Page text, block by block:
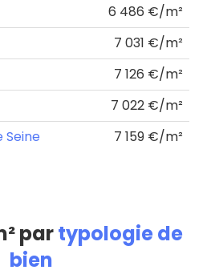
6 486 €/m²
7 031 €/m²
7 126 €/m²
7 022 €/m²
Seine
7 159 €/m²
partypologie de
bien